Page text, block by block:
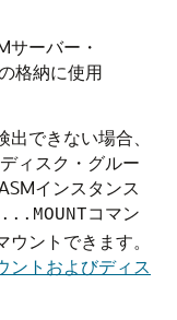
サーバー・
格納に使用
できない場合、
ィスク・グルー
インスタンス
コマン
ントできます。
ントおよびディス